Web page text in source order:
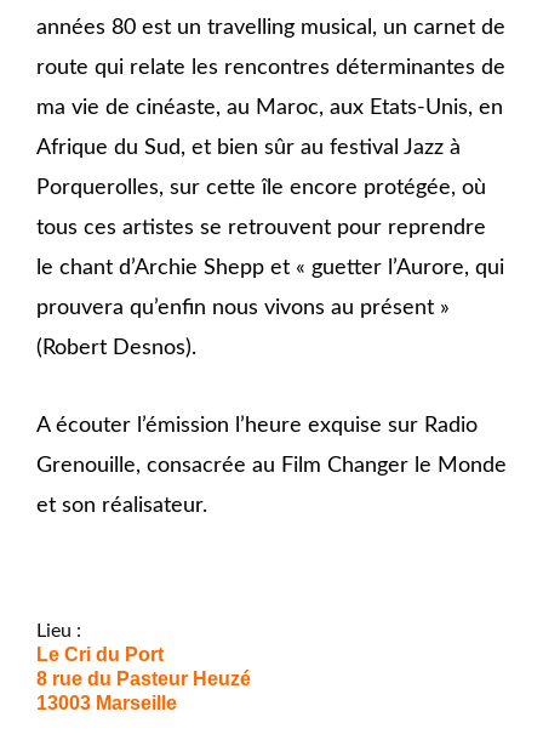
années 80 est un travelling musical, un carnet de
route qui relate les rencontres déterminantes de
ma vie de cinéaste, au Maroc, aux Etats-Unis, en
Afrique du Sud, et bien sûr au festival Jazz à
Porquerolles, sur cette île encore protégée, où
tous ces artistes se retrouvent pour reprendre
le chant d’Archie Shepp et « guetter l’Aurore, qui
prouvera qu’enfin nous vivons au présent »
(Robert Desnos).
A écouter l’émission l’heure exquise sur Radio
Grenouille, consacrée au Film Changer le Monde
et son réalisateur.
Lieu :
Le Cri du Port
8 rue du Pasteur Heuzé
13003 Marseille